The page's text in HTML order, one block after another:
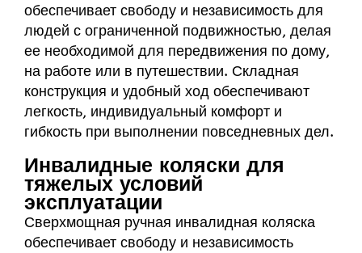
обеспечивает свободу и независимость для
людей с ограниченной подвижностью, делая
ее необходимой для передвижения по дому,
на работе или в путешествии. Складная
конструкция и удобный ход обеспечивают
легкость, индивидуальный комфорт и
гибкость при выполнении повседневных дел.
Инвалидные коляски для
тяжелых условий
эксплуатации
Сверхмощная ручная инвалидная коляска
обеспечивает свободу и независимость